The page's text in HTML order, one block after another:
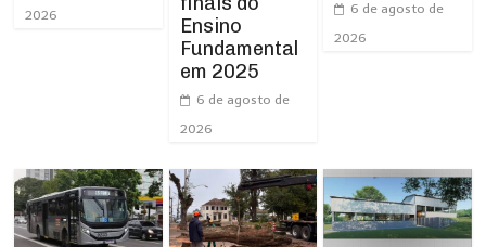
2026
Ensino
Fundamental
em 2025
6 de agosto de
2026
6 de agosto de
2026